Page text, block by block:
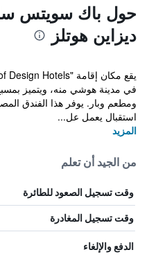
حول باك سويتس
ديزاين هوتلز
في مدينة هوشي منه، ويتميز
استقبال يعمل عل...
المزيد
من الجيد أن تعلم
وقت تسجيل الصعود للطائرة
وقت تسجيل المغادرة
الدفع والإلغاء